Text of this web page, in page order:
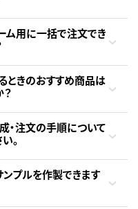
ム用に一括で注文でき
ときのおすすめ商品は
・注文の手順について
。
プルを作製できます